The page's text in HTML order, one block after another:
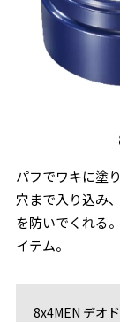
パフでワキに塗
穴まで入り込み
を防いでくれる
イテム。
8x4MEN デオ